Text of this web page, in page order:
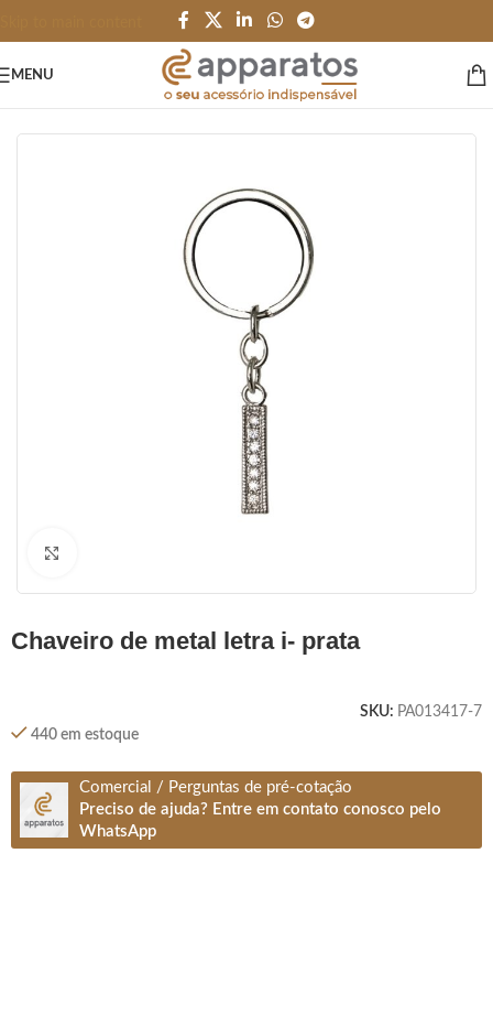
MENU
chaveiro de metal letra i- prata
SKU: PA013417-7
440 em estoque
Comercial / Perguntas de pré-cotação
Preciso de ajuda? Entre em contato conosco pelo
WhatsApp